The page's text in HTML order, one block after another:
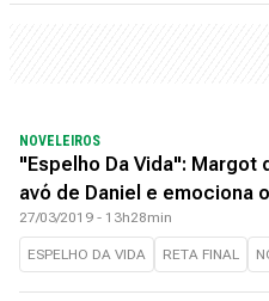
NOVELEIROS
"Espelho Da Vida": Margot
avó de Daniel e emociona
27/03/2019 - 13h28min
ESPELHO DA VIDA RETA FINAL